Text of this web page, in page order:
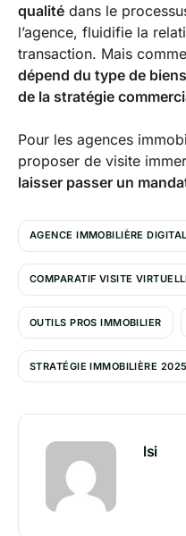
qualité dans le
l’agence, fluidifie la
transaction. Mais
dépend du type de
de la stratégie
Pour les agences
proposer de visite
laisser passer un
AGENCE IMMOBILIÈRE
COMPARATIF VISITE
OUTILS PROS IMMOBILIER
STRATÉGIE IMMOBILIÈRE 2025
lsi